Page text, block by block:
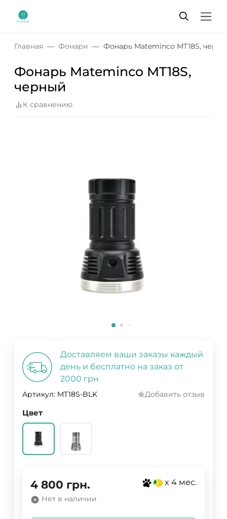
Главная Фонари Фонарь Mateminсo MT18S,
Фонарь Mateminсo MT18S,
черный
К сравнению
Доставляем ваши заказы каждый
день и бесплатно на заказ от
2000 грн
Артикул: MT18S-BLK Добавить отзыв
Цвет
4 800 грн. x 4 мес.
Нет в наличии